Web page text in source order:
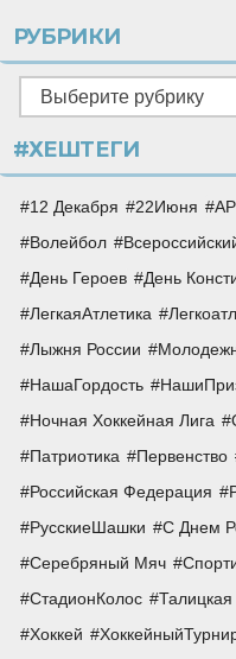
РУБРИКИ
Рубрики
#ХЕШТЕГИ
12 Декабря 22Июня
Волейбол
День Героев
День
ЛегкаяАтлетика
Лыжня России
НашаГордость
Ночная Хоккейная Лига
Патриотика
Первенство
Российская Федерация
РусскиеШашки
С Днем
Серебряный Мяч
СтадионКолос
Хоккей